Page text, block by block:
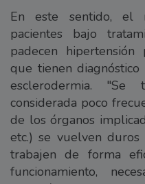
En este sentido, el
pacientes bajo
padecen
que tienen
esclerodermia.
considerada poco
de los órganos
etc.) se vuelven
trabajen de forma
funcionamiento,